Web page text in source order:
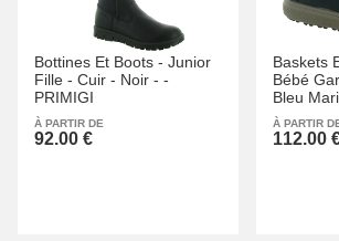
Bottines Et Boots - Junior
Fille - Cuir - Noir - -
PRIMIGI
À PARTIR DE
92.00 €
Baskets
Bébé
Bleu
À PARTIR
112.00